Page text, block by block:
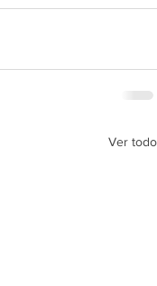
Ver todo